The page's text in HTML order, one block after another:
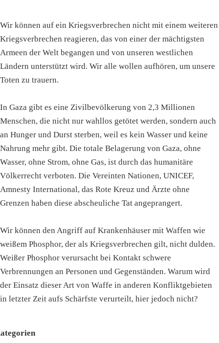
Wir können auf ein Kriegsverbrechen nicht mit einem weiteren
Kriegsverbrechen reagieren, das von einer der mächtigsten
Armeen der Welt begangen und von unseren westlichen
Ländern unterstützt wird. Wir alle wollen aufhören, um unsere
Toten zu trauern.
In Gaza gibt es eine Zivilbevölkerung von 2,3 Millionen
Menschen, die nicht nur wahllos getötet werden, sondern auch
an Hunger und Durst sterben, weil es kein Wasser und keine
Nahrung mehr gibt. Die totale Belagerung von Gaza, ohne
Wasser, ohne Strom, ohne Gas, ist durch das humanitäre
Völkerrecht verboten. Die Vereinten Nationen, UNICEF,
Amnesty International, das Rote Kreuz und Ärzte ohne
Grenzen haben diese abscheuliche Tat angeprangert.
Wir können den Angriff auf Krankenhäuser mit Waffen wie
weißem Phosphor, der als Kriegsverbrechen gilt, nicht dulden.
Weißer Phosphor verursacht bei Kontakt schwere
Verbrennungen an Personen und Gegenständen. Warum wird
der Einsatz dieser Art von Waffe in anderen Konfliktgebieten
in letzter Zeit aufs Schärfste verurteilt, hier jedoch nicht?